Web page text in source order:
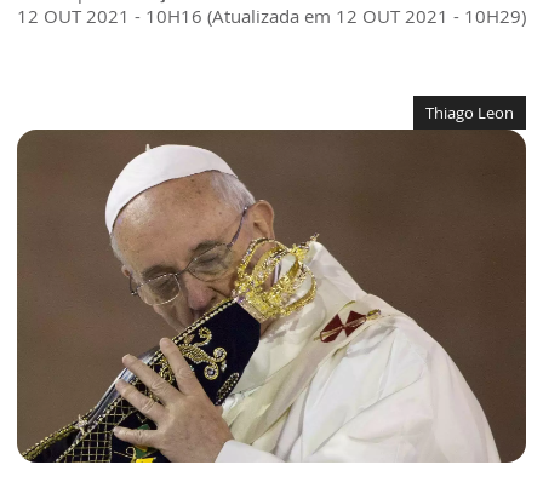
12 OUT 2021 - 10H16 (Atualizada em 12 OUT 2021 - 10H29)
Thiago Leon